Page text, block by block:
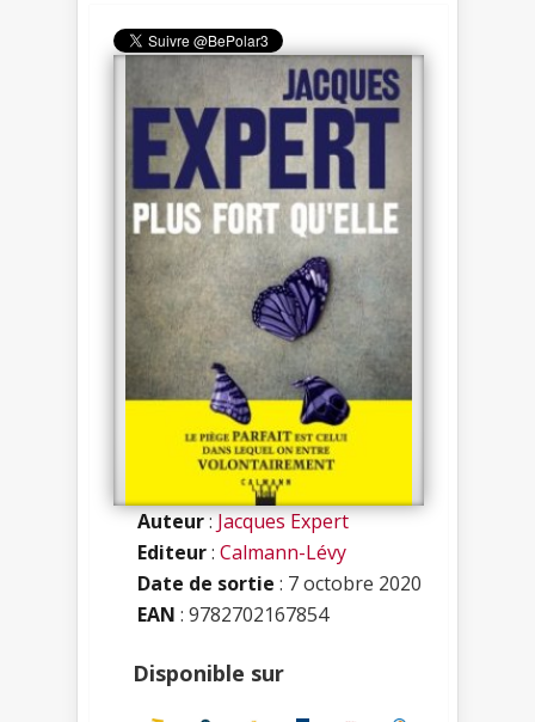
Auteur:Jacques Expert
Editeur: Calmann-Lévy
Date de sortie : 7 octobre 2020
EAN : 9782702167854
Disponible sur